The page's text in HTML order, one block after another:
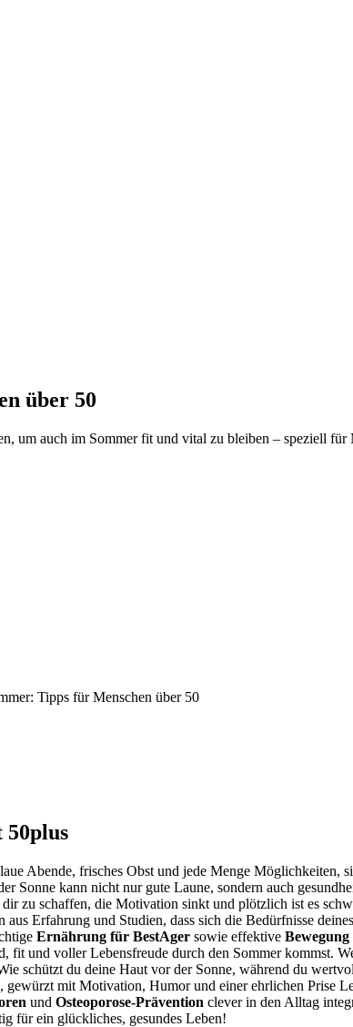
über 50
um auch im Sommer fit und vital zu bleiben – speziell für
Tipps für Menschen über 50
50plus
Abende, frisches Obst und jede Menge Möglichkeiten,
Sonne kann nicht nur gute Laune, sondern auch
zu schaffen, die Motivation sinkt und plötzlich ist es
Erfahrung und Studien, dass sich die Bedürfnisse
Ernährung für BestAger sowie effektive
und voller Lebensfreude durch den Sommer kommst.
schützt du deine Haut vor der Sonne, während du
mit Motivation, Humor und einer ehrlichen Prise
und Osteoporose-Prävention clever in den Alltag
für ein glückliches, gesundes Leben!